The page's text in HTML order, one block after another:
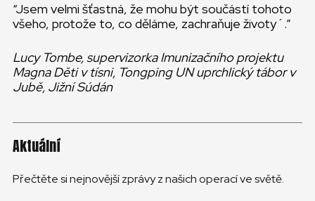
“Jsem velmi šťastná, že mohu být součástí tohoto
všeho, protože to, co děláme, zachraňuje životy´.”
Lucy Tombe, supervizorka Imunizačního projektu
Magna Děti v tísni, Tongping UN uprchlický tábor v
Jubě, Jižní Súdán
Aktuální
Přečtěte si nejnovější zprávy z našich operací ve světě.